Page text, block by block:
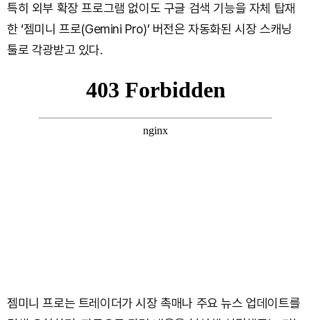
특히 외부 확장 프로그램 없이도 구글 검색 기능을 자체 탑재
한 ‘젬미니 프로(Gemini Pro)’ 버전은 자동화된 시장 스캐닝
툴로 각광받고 있다.
젬미니 프로는 트레이더가 시장 촉매나 주요 뉴스 업데이트를